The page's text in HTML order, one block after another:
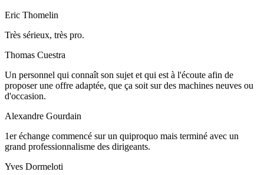
Eric Thomelin
Très sérieux, très pro.
Thomas Cuestra
Un personnel qui connaît son sujet et qui est à l'écoute afin de
proposer une offre adaptée, que ça soit sur des machines neuves ou
d'occasion.
Alexandre Gourdain
1er échange commencé sur un quiproquo mais terminé avec un
grand professionnalisme des dirigeants.
Yves Dormeloti